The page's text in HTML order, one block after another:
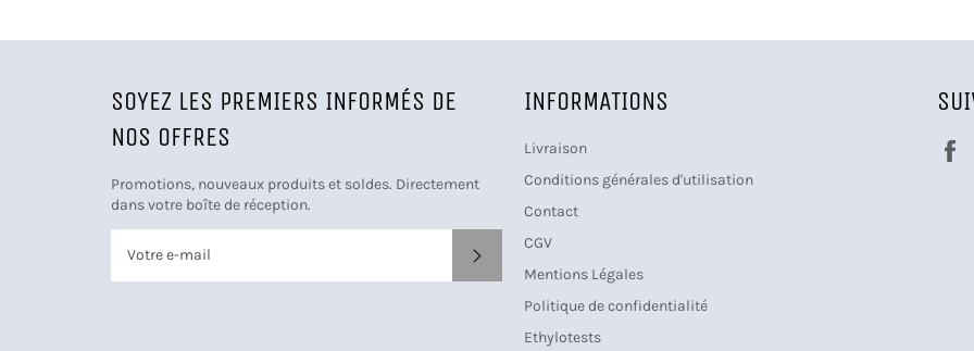
SOYEZ LES PREMIERS INFORMÉS DE
NOS OFFRES
Promotions, nouveaux produits et soldes. Directement
dans votre boîte de réception.
S'INSCRIRE
INFORMATIONS
Livraison
Conditions générales d'utilisation
Contact
CGV
Mentions Légales
Politique de confidentialité
Ethylotests